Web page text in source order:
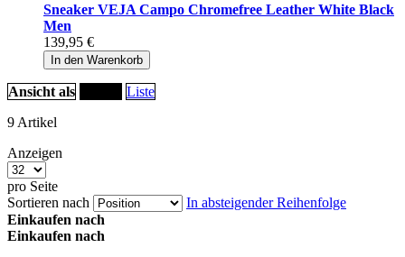
Sneaker VEJA Campo Chromefree Leather White Black
Men
139,95 €
In den Warenkorb
Ansicht als
Liste
9 Artikel
Anzeigen
pro Seite
Sortieren nach
In absteigender Reihenfolge
Einkaufen nach
Einkaufen nach